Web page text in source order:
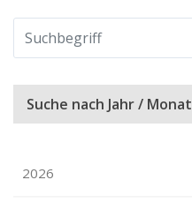
Suche nach Jahr / Monat
2026